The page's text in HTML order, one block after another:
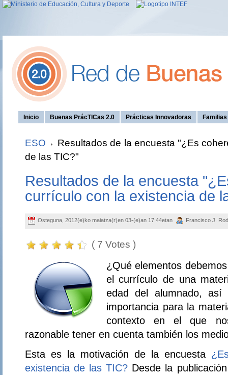
Inicio Buenas PrácTICas 2.0 Prácticas Innovadoras
ESO
Resultados de la encuesta "¿Es
de las TIC?"
Resultados de la encuesta
currículo con la existencia de
Osteguna, 2012(e)ko maiatza(r)en 03-(e)an 17:44etan Francisco J.
( 7 Votes )
¿Qué elementos
el currículo de una
edad del alumnado,
importancia para la
contexto en el que
razonable tener en cuenta también los
Esta es la motivación de la encuesta
existencia de las TIC? Desde la